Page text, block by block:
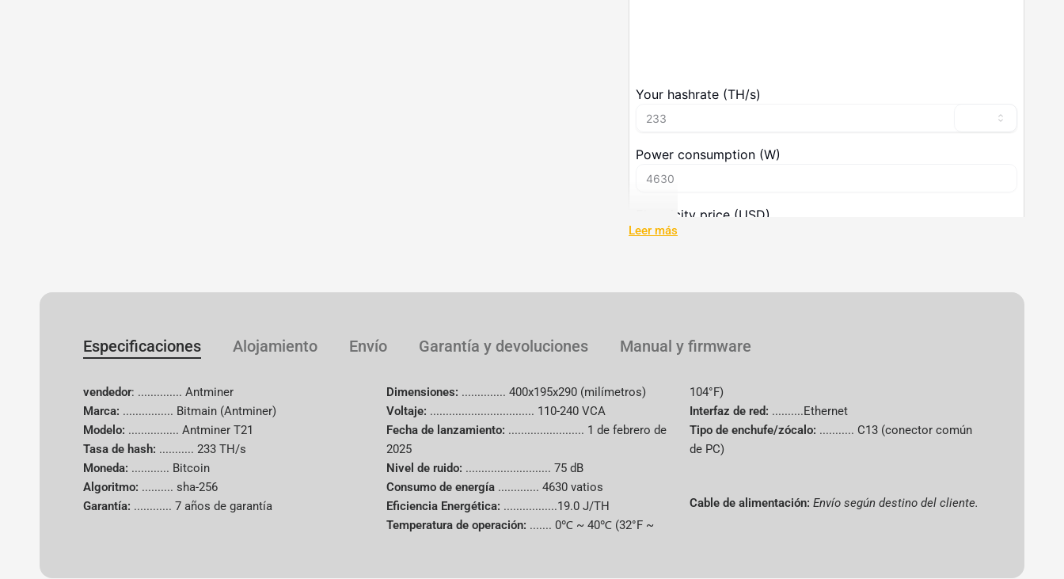
vendedor Antminer
Leer más
Especificaciones Alojamiento Envío Garantía y devoluciones Manual y firmware
vendedor: .............. Antminer
Marca: ................ Bitmain (Antminer)
Modelo: ................ Antminer T21
Tasa de hash: ...........233 TH/s
Moneda: ............ Bitcoin
Algoritmo: .......... sha-256
Garantía: ............ 7 años de garantía
Dimensiones: .............. 400x195x290 (milímetros)
Voltaje: ................................. 110-240 VCA
Fecha de lanzamiento: ........................ 1 de febrero de
2025
Nivel de ruido: ........................... 75 dB
Consumo de energía ............. 4630 vatios
Eficiencia Energética: .................19.0 J/TH
Temperatura de operación: ....... 0℃ ~ 40℃ (32°F ~
104°F)
Interfaz de red: ..........Ethernet
Tipo de enchufe/zócalo: ........... C13 (conector común
de PC)
Cable de alimentación: Envío según destino del cliente.